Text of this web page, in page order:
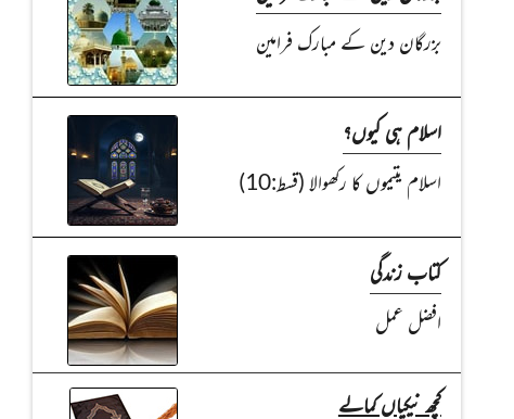
بزرگان دین کے مبارک فرامین
اسلام ہی کیوں؟
اسلام یتیموں کا رکھوالا (قسط:10)
کتاب زندگی
افضل عمل
کچھ نیکیاں کمالے